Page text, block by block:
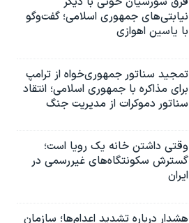
نیابتی‌های جمهوری اسلامی؛ گفت‌وگو
با یاسین اهوازی
تمجید سناتور جمهوری‌خواه از ترامپ
برای مذاکره با جمهوری اسلامی؛ انتقاد
سناتور دموکرات از مدیریت جنگ
وقتی داشتن خانه یک رویا است؛
گسترش سکونتگاه‌های غیررسمی در
ایران
هشدار درباره تشدید اعدام‌ها؛ سازمان